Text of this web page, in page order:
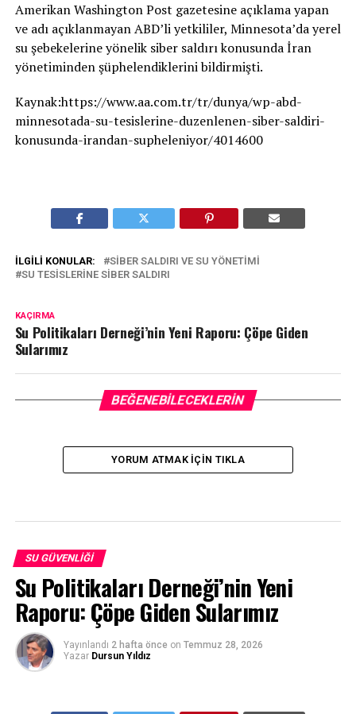
Amerikan Washington Post gazetesine açıklama yapan
ve adı açıklanmayan ABD’li yetkililer, Minnesota’da yerel
su şebekelerine yönelik siber saldırı konusunda İran
yönetiminden şüphelendiklerini bildirmişti.
Kaynak:https://www.aa.com.tr/tr/dunya/wp-abd-
minnesotada-su-tesislerine-duzenlenen-siber-saldiri-
konusunda-irandan-supheleniyor/4014600
İLGILI KONULAR:
SIBER SALDIRI VE SU YÖNETIMI
SU TESISLERINE SIBER SALDIRI
KAÇIRMA
Su Politikaları Derneği’nin Yeni Raporu: Çöpe Giden
Sularımız
BEĞENEBILECEKLERIN
YORUM ATMAK IÇIN TIKLA
SU GÜVENLIĞI
Su Politikaları Derneği’nin Yeni
Raporu: Çöpe Giden Sularımız
Yayınlandı 2 hafta önce on Temmuz 28, 2026
Yazar Dursun Yıldız